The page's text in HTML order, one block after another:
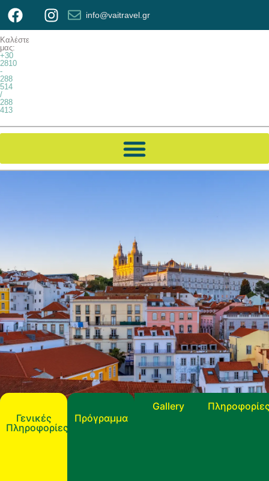
info@vaitravel.gr
Καλέστε
μας:
+30
2810
-
288
514
/
288
413
Γενικές
Πληροφορίες
Πρόγραμμα
Gallery